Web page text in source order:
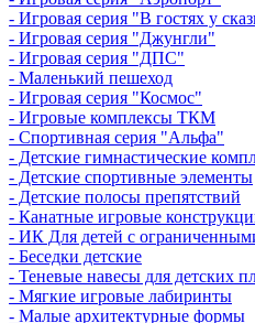
- Игровая серия "В гостях у
- Игровая серия "Джунгли"
- Игровая серия "ДПС"
- Маленький пешеход
- Игровая серия "Космос"
- Игровые комплексы ТКМ
- Спортивная серия "Альфа"
- Детские гимнастические
- Детские спортивные элементы
- Детские полосы препятствий
- Канатные игровые
- ИК Для детей с
- Беседки детские
- Теневые навесы для детских
- Мягкие игровые лабиринты
- Малые архитектурные формы